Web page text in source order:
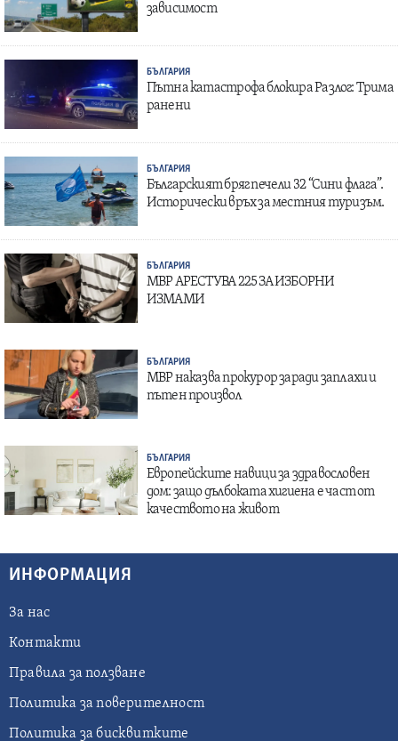
зависимост
БЪЛГАРИЯ
Пътна катастрофа блокира Разлог: Трима
ранени
БЪЛГАРИЯ
Българският бряг печели 32 “Сини флага”.
Исторически връх за местния туризъм.
БЪЛГАРИЯ
МВР АРЕСТУВА 225 ЗА ИЗБОРНИ
ИЗМАМИ
БЪЛГАРИЯ
МВР наказва прокурор заради заплахи и
пътен произвол
БЪЛГАРИЯ
Европейските навици за здравословен
дом: защо дълбоката хигиена е част от
качеството на живот
ИНФОРМАЦИЯ
За нас
Контакти
Правила за ползване
Политика за поверителност
Политика за бисквитките